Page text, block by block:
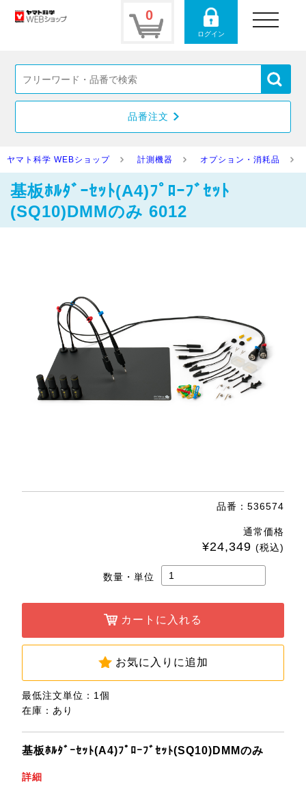
0
ログイン
toggle
navigation
品番注文
ヤマト科学 WEBショップ 計測機器 オプション・消耗品
基板ﾎﾙﾀﾞｰｾｯﾄ(A4)ﾌﾟﾛｰﾌﾞｾｯﾄ
(SQ10)DMMのみ 6012
品番：536574
通常価格
¥24,349 (税込)
数量・単位
カートに入れる
お気に入りに追加
最低注文単位：1個
在庫：あり
基板ﾎﾙﾀﾞｰｾｯﾄ(A4)ﾌﾟﾛｰﾌﾞｾｯﾄ(SQ10)DMMのみ
詳細